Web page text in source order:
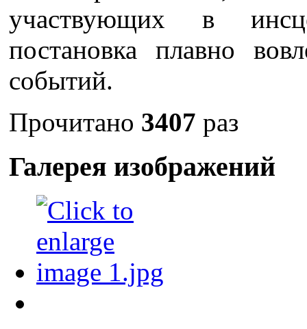
участвующих в
постановка плавно
событий.
Прочитано 3407 раз
Галерея изображений